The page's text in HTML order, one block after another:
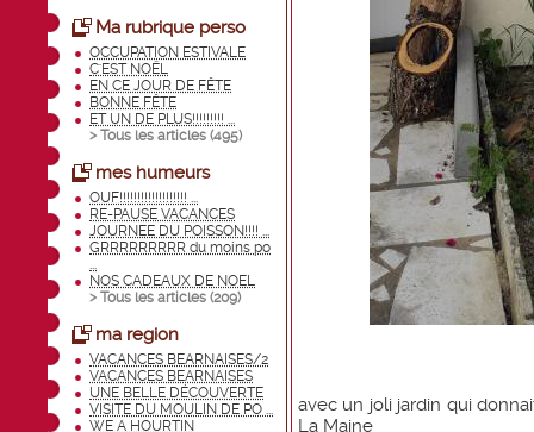
Ma rubrique perso
OCCUPATION ESTIVALE
C'EST NOËL
EN CE JOUR DE FÊTE
BONNE FÊTE
ET UN DE PLUS!!!!!!!!! ...
> Tous les articles (495)
mes humeurs
OUF!!!!!!!!!!!!!!!!!!! ...
RE-PAUSE VACANCES
JOURNEE DU POISSON!!!! ...
GRRRRRRRRR du moins po
...
NOS CADEAUX DE NOEL
> Tous les articles (209)
ma region
VACANCES BEARNAISES/2
VACANCES BEARNAISES
UNE BELLE DÉCOUVERTE
VISITE DU MOULIN DE PO ...
WE A HOURTIN
avec un joli jardin qui
La Maine